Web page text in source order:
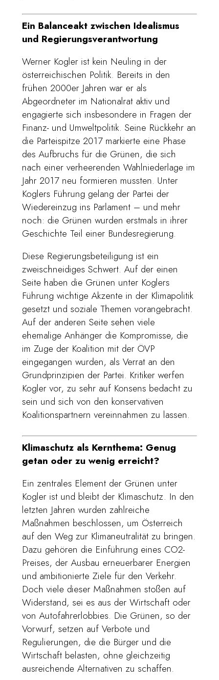
Ein Balanceakt zwischen Idealismus
und Regierungsverantwortung
Werner Kogler ist kein Neuling in der
österreichischen Politik. Bereits in den
frühen 2000er Jahren war er als
Abgeordneter im Nationalrat aktiv und
engagierte sich insbesondere in Fragen der
Finanz- und Umweltpolitik. Seine Rückkehr an
die Parteispitze 2017 markierte eine Phase
des Aufbruchs für die Grünen, die sich
nach einer verheerenden Wahlniederlage im
Jahr 2017 neu formieren mussten. Unter
Koglers Führung gelang der Partei der
Wiedereinzug ins Parlament – und mehr
noch: die Grünen wurden erstmals in ihrer
Geschichte Teil einer Bundesregierung.
Diese Regierungsbeteiligung ist ein
zweischneidiges Schwert. Auf der einen
Seite haben die Grünen unter Koglers
Führung wichtige Akzente in der Klimapolitik
gesetzt und soziale Themen vorangebracht.
Auf der anderen Seite sehen viele
ehemalige Anhänger die Kompromisse, die
im Zuge der Koalition mit der ÖVP
eingegangen wurden, als Verrat an den
Grundprinzipien der Partei. Kritiker werfen
Kogler vor, zu sehr auf Konsens bedacht zu
sein und sich von den konservativen
Koalitionspartnern vereinnahmen zu lassen.
Klimaschutz als Kernthema: Genug
getan oder zu wenig erreicht?
Ein zentrales Element der Grünen unter
Kogler ist und bleibt der Klimaschutz. In den
letzten Jahren wurden zahlreiche
Maßnahmen beschlossen, um Österreich
auf den Weg zur Klimaneutralität zu bringen.
Dazu gehören die Einführung eines CO2-
Preises, der Ausbau erneuerbarer Energien
und ambitionierte Ziele für den Verkehr.
Doch viele dieser Maßnahmen stoßen auf
Widerstand, sei es aus der Wirtschaft oder
von Autofahrerlobbies. Die Grünen, so der
Vorwurf, setzen auf Verbote und
Regulierungen, die die Bürger und die
Wirtschaft belasten, ohne gleichzeitig
ausreichende Alternativen zu schaffen.